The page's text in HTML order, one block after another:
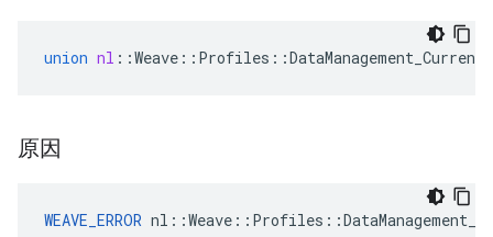
union nl ::Weave :: Profiles ::DataManagement_Current
原因
WEAVE_ERROR